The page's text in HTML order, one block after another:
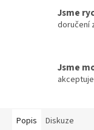
Jsme
doručení
Jsme
Popis Diskuze